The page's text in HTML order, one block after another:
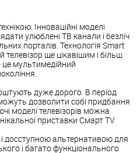
Інноваційні моделі
улюблені ТВ канали і безліч
порталів. Технологія Smart
ще цікавішим і більш
це мультимедійний
дуже дорого. В період
дозволити собі придбання
моделі телевізорів можна
приставки Смарт TV.
досступною альтернативою для
і багато функціонального